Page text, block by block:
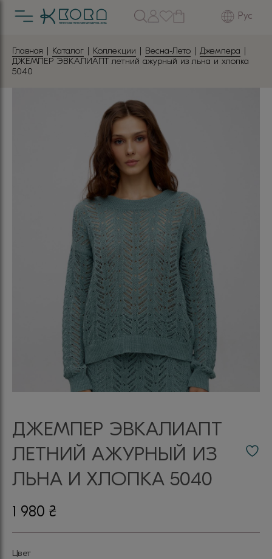
Рус
Главная | Каталог | Коллекции | Весна-Лето | Джемпера |
ДЖЕМПЕР ЭВКАЛИАПТ летний ажурный из льна и хлопка
5040
ДЖЕМПЕР ЭВКАЛИАПТ
ЛЕТНИЙ АЖУРНЫЙ ИЗ
ЛЬНА И ХЛОПКА 5040
1 980 ₴
Цвет